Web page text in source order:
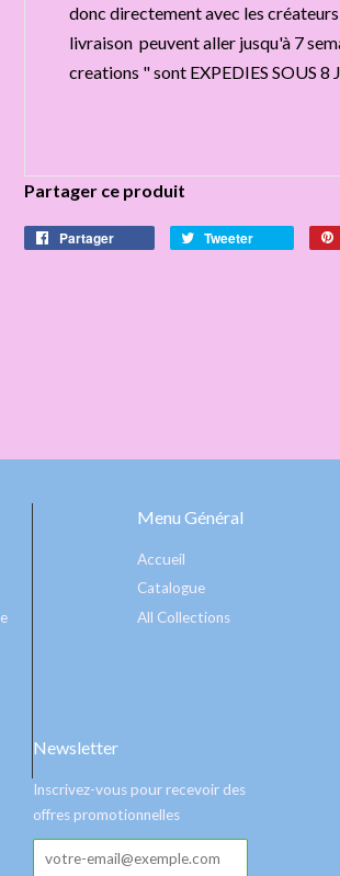
donc directement avec les
livraison peuvent aller jusqu'à 7
creations " sont EXPEDIES SOUS 8
Partager ce produit
Partager Tweeter
Menu Général
Accueil
Catalogue
All Collections
Newsletter
Inscrivez-vous pour recevoir des
offres promotionnelles